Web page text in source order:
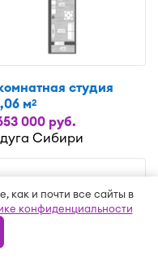
как и почти все сайты в
конфиденциальности
студия
м2
000 руб.
Сибири